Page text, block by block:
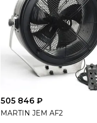
505 846 ₽
MARTIN JEM AF2